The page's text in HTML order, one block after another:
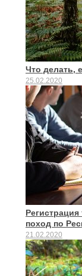
Что делать,
25.02.2020
поход по
21.02.2020